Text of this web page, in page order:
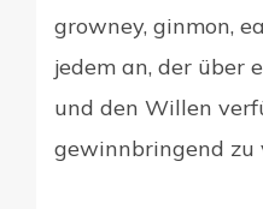
growney, ginmon,
jedem an, der über
und den Willen
gewinnbringend zu